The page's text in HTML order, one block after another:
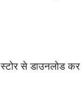
से डाउनलोड कर